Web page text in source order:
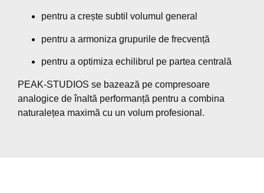
pentru a crește subtil volumul general
pentru a armoniza grupurile de frecvență
pentru a optimiza echilibrul pe partea centrală
PEAK-STUDIOS se bazează pe compresoare
analogice de înaltă performanță pentru a combina
naturalețea maximă cu un volum profesional.